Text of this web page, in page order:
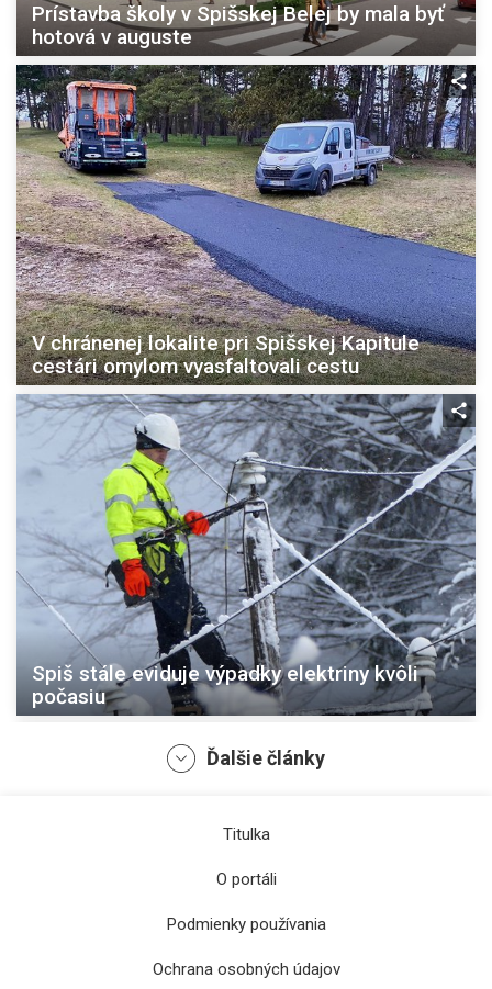
Prístavba školy v Spišskej Belej by mala byť
hotová v auguste
V chránenej lokalite pri Spišskej Kapitule
cestári omylom vyasfaltovali cestu
Spiš stále eviduje výpadky elektriny kvôli
počasiu
Ďalšie články
Titulka
O portáli
Podmienky používania
Ochrana osobných údajov